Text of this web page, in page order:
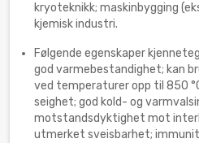
kryoteknikk; maskinbygging
kjemisk industri.
Følgende egenskaper
god varmebestandighet; kan
ved temperaturer opp til 850
seighet; god kold- og
motstandsdyktighet mot
utmerket sveisbarhet;